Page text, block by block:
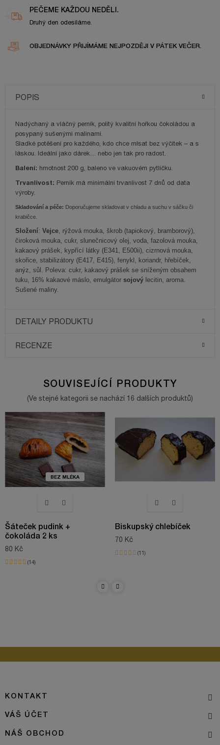
PEČEME KAŽDOU NEDĚLI.
Druhý den odesíláme.
OBJEDNÁVKY PŘIJÍMÁME NEJPOZDĚJI V PÁTEK VEČER.
POPIS
Nadýchaný a vláčný perník, politý kvalitní hořkou čokoládou a
posypaný sušenými malinami.
Sladké potěšení pro každého, kdo chce mlsat bez výčitek – a s
láskou. Ideální jako dárek… nebo jen tak pro radost.
Balení: hmotnost 200 g, baleno ve vakuovém pytlíčku.
Trvanlivost: Perník má minimální trvanlivost 7 dnů od data
výroby.
Skladování a péče: Doporučujeme skladovat v chladu a suchu v sáčku či
krabičce.
Složení: Vejce, rýžová mouka, škrob (tapiokový, bramborový),
čiroková mouka, cukr, slunečnicový olej, voda, fazolová mouka,
kakaový prášek, kypřící látky (E341, E500ii), cizrnová mouka,
skořice, stabilizátory (E417, E415), fenykl, koriandr, hřebíček,
anýz, sůl. Poleva: cukr, kakaový prášek se sníženým obsahem
tuku, 16% kakaové máslo, emulgátor sojový lecitin, aroma.
Sušené maliny.
DETAILY PRODUKTU
RECENZE
SOUVISEJÍCÍ PRODUKTY
(Ve stejné kategorii se nachází 16 dalších produktů)
BEZ MLÉKA
Šáteček pudink +
čokoláda 2 ks
80 Kč
14
Biskupský chlebíček
70 Kč
11
KONTAKT
VÁŠ ÚČET
NÁŠ OBCHOD